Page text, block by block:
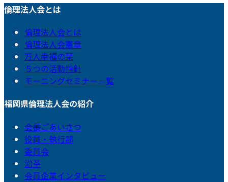
倫理法人会とは
倫理法人会とは
倫理法人会憲章
万人幸福の栞
５つの活動指針
モーニングセミナー一覧
福岡県倫理法人会の紹介
会長ごあいさつ
役員・執行部
委員会
沿革
会員企業インタビュー